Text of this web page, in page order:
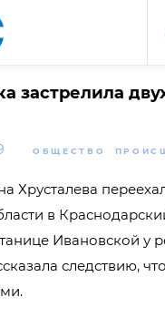
застрелила
ОБЩЕСТВО
Хрусталева
в
Ивановской у
следствию,